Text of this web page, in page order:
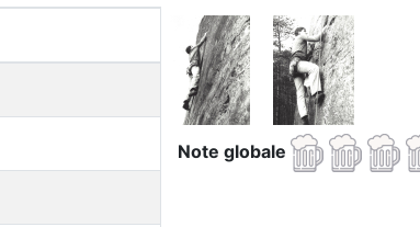
Note globale